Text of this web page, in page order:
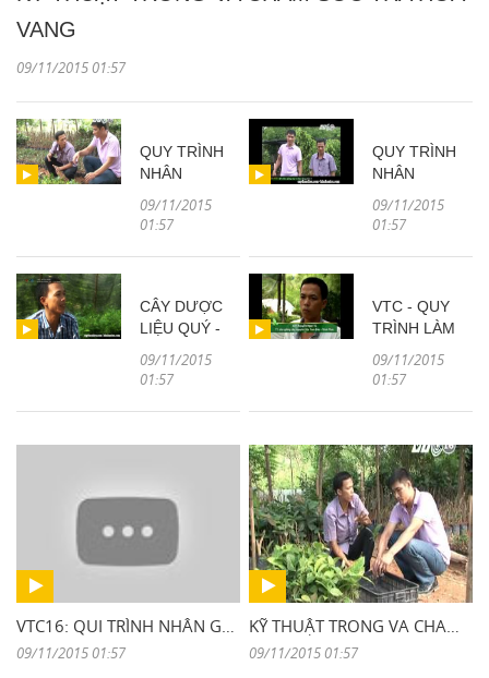
VANG
09/11/2015 01:57
QUY TRÌNH
NHÂN
TRÀ HOA
PHẦN 2
09/11/2015
01:57
QUY TRÌNH
NHÂN
TRÀ HOA
PHẦN 1
09/11/2015
01:57
CÂY DƯỢC
LIỆU QUÝ -
NGỌC TÚ
09/11/2015
01:57
VTC - QUY
TRÌNH LÀM
ƯƠM
09/11/2015
01:57
VTC16: QUI TRÌNH NHÂN GIỐNG CÂY BA KÍCH TIM
09/11/2015 01:57
KỸ THUẬT TRONG VA CHAM SOC TRA HOA VANG
09/11/2015 01:57